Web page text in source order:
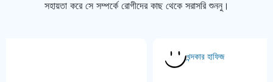
সহায়তা করে সে সম্পর্কে রোগীদের কাছ থেকে সরাসরি শুননু।
খন্দকার হাফিজ